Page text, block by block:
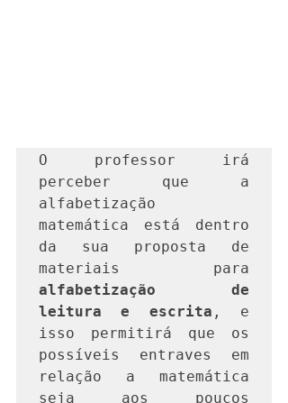
O professor irá
perceber que a
alfabetização
matemática está dentro
da sua proposta de
alfabetização de
leitura e escrita , e
isso permitirá que os
possíveis entraves em
relação a matemática
seja aos poucos